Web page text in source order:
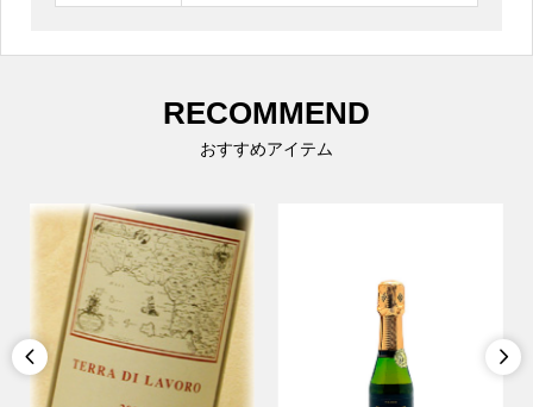
RECOMMEND
おすすめアイテム
 